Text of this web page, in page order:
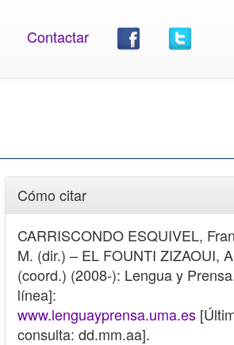
Contactar
Cómo citar
CARRISCONDO ESQUIVEL,
M. (dir.) – EL FOUNTI ZIZAOUI,
(coord.) (2008-): Lengua y
línea]:
www.lenguayprensa.uma.es
consulta: dd.mm.aa].